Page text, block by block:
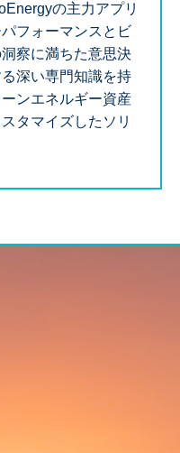
の主力アプリ
フォーマンスとビ
察に満ちた意思決
深い専門知識を持
ンエネルギー資産
タマイズしたソリ